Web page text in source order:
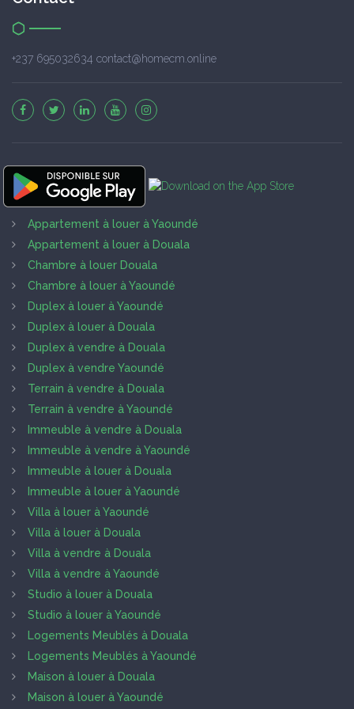
+237 695032634 contact@homecm.online
Appartement à louer à Yaoundé
Appartement à louer à Douala
Chambre à louer Douala
Chambre à louer à Yaoundé
Duplex à louer à Yaoundé
Duplex à louer à Douala
Duplex à vendre à Douala
Duplex à vendre Yaoundé
Terrain à vendre à Douala
Terrain à vendre à Yaoundé
Immeuble à vendre à Douala
Immeuble à vendre à Yaoundé
Immeuble à louer à Douala
Immeuble à louer à Yaoundé
Villa à louer à Yaoundé
Villa à louer à Douala
Villa à vendre à Douala
Villa à vendre à Yaoundé
Studio à louer à Douala
Studio à louer à Yaoundé
Logements Meublés à Douala
Logements Meublés à Yaoundé
Maison à louer à Douala
Maison à louer à Yaoundé